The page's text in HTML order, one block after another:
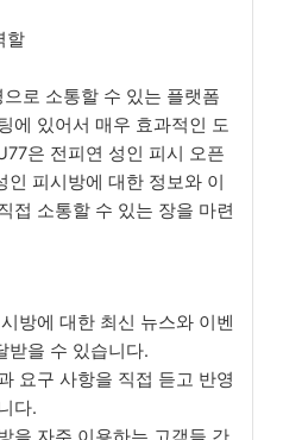
할
로 소통할 수 있는 플랫폼
에 있어서 매우 효과적인 도
은 전피연 성인 피시 오픈
피시방에 대한 정보와 이
접 소통할 수 있는 장을 마련
방에 대한 최신 뉴스와 이벤
받을 수 있습니다.
요구 사항을 직접 듣고 반영
다.